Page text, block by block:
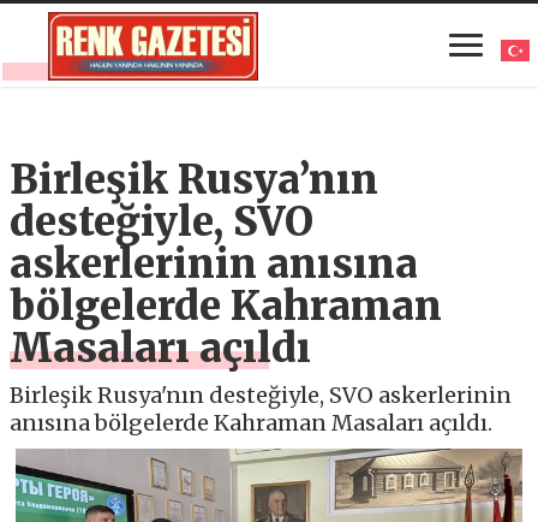
Birleşik Rusya’nın
desteğiyle, SVO
askerlerinin anısına
bölgelerde Kahraman
Masaları açıldı
Birleşik Rusya'nın desteğiyle, SVO askerlerinin
anısına bölgelerde Kahraman Masaları açıldı.